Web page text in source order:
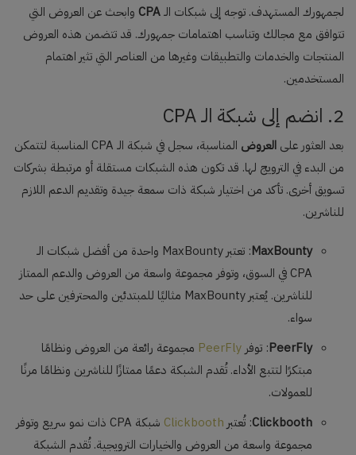
لجمهورك المستهدف. توجه إلى شبكات الـCPA وابحث عن العروض التي
تتوافق مع مجالك وتناسب اهتمامات جمهورك. قد تتضمن هذه العروض
المنتجات والخدمات والتطبيقات وغيرها من العناصر التي تثير اهتمام
المستخدمين.
2. انضم إلى شبكة الـ CPA
بعد العثور على العروض
المناسبة، سجل في شبكة الـ CPA المناسبة لتتمكن
من البدء في الترويج لها. قد تكون هذه الشبكات مستقلة أو مرتبطة بشركات
تسويق أخرى. تأكد من اختيار شبكة ذات سمعة جيدة وتقديم الدعم اللازم
للناشرين.
MaxBounty
: تعتبر MaxBounty واحدة من أفضل شبكات الـ
CPA في السوق، وتوفر مجموعة واسعة من العروض والدعم الممتاز
للناشرين. يُعتبر MaxBounty مثاليًا للمبتدئين والمحترفين على حد
سواء.
PeerFly: توفر PeerFly مجموعة رائعة من العروض ونظامًا
مبتكرًا لتتبع الأداء. تُقدم الشبكة دعمًا ممتازًا للناشرين ونظامًا مرنًا
للعمولات.
Clickbooth: تُعتبر Clickbooth
شبكة CPA ذات نمو سريع وتوفر
مجموعة واسعة من العروض والخيارات الترويجية. تُقدم الشبكة